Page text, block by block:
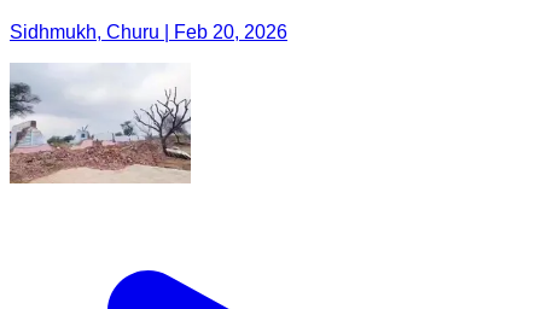
Sidhmukh, Churu | Feb 20, 2026